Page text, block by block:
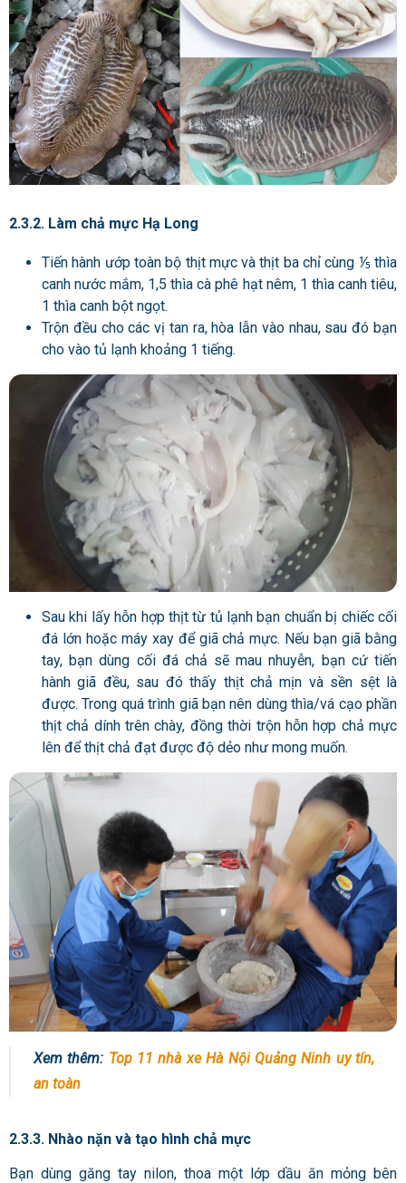
2.3.2. Làm chả mực Hạ Long
Tiến hành ướp toàn bộ thịt mực và thịt ba chỉ cùng ⅕ thìa
canh nước mắm, 1,5 thìa cà phê hạt nêm, 1 thìa canh tiêu,
1 thìa canh bột ngọt.
Trộn đều cho các vị tan ra, hòa lẫn vào nhau, sau đó bạn
cho vào tủ lạnh khoảng 1 tiếng.
Sau khi lấy hỗn hợp thịt từ tủ lạnh bạn chuẩn bị chiếc cối
đá lớn hoặc máy xay để giã chả mực. Nếu bạn giã bằng
tay, bạn dùng cối đá chả sẽ mau nhuyễn, bạn cứ tiến
hành giã đều, sau đó thấy thịt chả mịn và sền sệt là
được. Trong quá trình giã bạn nên dùng thìa/vá cạo phần
thịt chả dính trên chày, đồng thời trộn hỗn hợp chả mực
lên để thịt chả đạt được độ dẻo như mong muốn.
Xem thêm: Top 11 nhà xe Hà Nội Quảng Ninh uy tín,
an toàn
2.3.3. Nhào nặn và tạo hình chả mực
Bạn dùng găng tay nilon, thoa một lớp dầu ăn mỏng bên